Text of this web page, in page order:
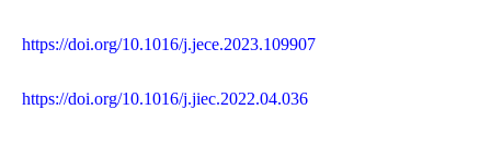
https://doi.org/10.1016/j.jece.2023.109907
https://doi.org/10.1016/j.jiec.2022.04.036